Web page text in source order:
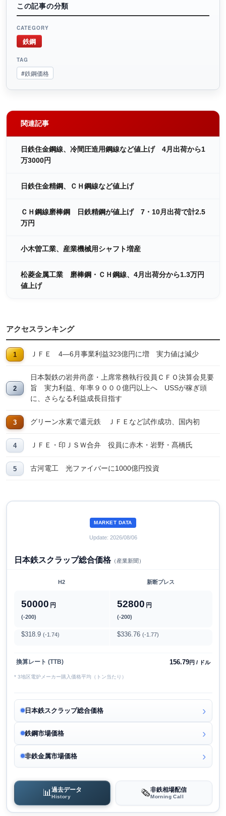
この記事の分類
CATEGORY
鉄鋼
TAG
#鉄鋼価格
関連記事
日鉄住金鋼線、冷間圧造用鋼線など値上げ 4月出荷から1
万3000円
日鉄住金精鋼、ＣＨ鋼線など値上げ
ＣＨ鋼線磨棒鋼 日鉄精鋼が値上げ 7・10月出荷で計2.5
万円
小木曽工業、産業機械用シャフト増産
松菱金属工業 磨棒鋼・ＣＨ鋼線、4月出荷分から1.3万円
値上げ
アクセスランキング
ＪＦＥ 4―6月事業利益323億円に増 実力値は減少
日本製鉄の岩井尚彦・上席常務執行役員ＣＦＯ決算会見要
旨 実力利益、年率９０００億円以上へ USSが稼ぎ頭
に、さらなる利益成長目指す
グリーン水素で還元鉄 ＪＦＥなど試作成功、国内初
ＪＦＥ・印ＪＳＷ合弁 役員に赤木・岩野・髙橋氏
古河電工 光ファイバーに1000億円投資
MARKET DATA
Update: 2026/08/06
日本鉄スクラップ総合価格（産業新聞）
H2 新断プレス
50000 円
(-200)
52800 円
(-200)
$318.9 (-1.74) $336.76 (-1.77)
換算レート (TTB) 156.79円 / ドル
* 3地区電炉メーカー購入価格平均（トン当たり）
日本鉄スクラップ総合価格
鉄鋼市場価格
非鉄金属市場価格
📊過去データ
History 🗞️非鉄相場配信
Morning Call